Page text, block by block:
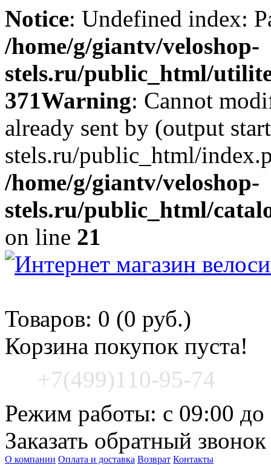
Notice: Undefined index:
/home/g/giantv/veloshop-
stels.ru/public_html/
371Warning: Cannot
already sent by (output
stels.ru/public_html/
/home/g/giantv/veloshop-
stels.ru/public_html/
on line 21
Товаров: 0 (0 руб.)
Корзина покупок пуста!
+7(499)110-95-74
Режим работы: с 09:00 до
Заказать обратный звонок
О компании Оплата и доставка Возврат Контакты